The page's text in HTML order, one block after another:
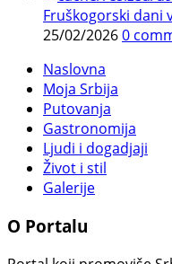
Fruškogorski dani
25/02/20260
Naslovna
Moja Srbija
Putovanja
Gastronomija
Ljudi i dogadjaji
Život i stil
Galerije
O Portalu